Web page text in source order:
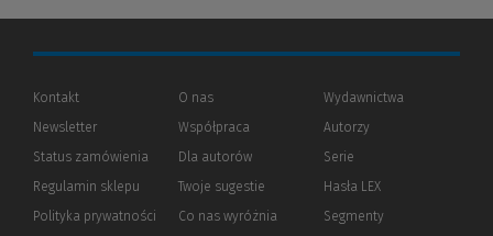
Kontakt
Newsletter
Status zamówienia
Regulamin sklepu
Polityka prywatności (Nowe
(Link
O nas
Współpraca
Dla autorów(Nowe
(Link
innej
strony)
Twoje sugestie
Co nas wyróżnia
Wydawnictwa
Autorzy
Serie
Hasła LEX
Segmenty